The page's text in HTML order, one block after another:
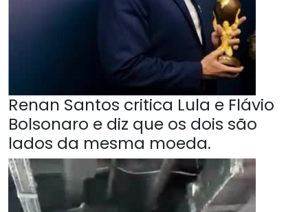
Renan Santos critica Lula e Flávio
Bolsonaro e diz que os dois são
lados da mesma moeda.